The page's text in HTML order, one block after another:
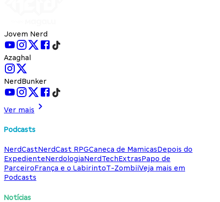
Jovem Nerd
Azaghal
NerdBunker
Ver mais
Podcasts
NerdCastNerdCast RPGCaneca de MamicasDepois do
ExpedienteNerdologiaNerdTechExtrasPapo de
ParceiroFrança e o LabirintoT-ZombiiVeja mais em
Podcasts
Notícias